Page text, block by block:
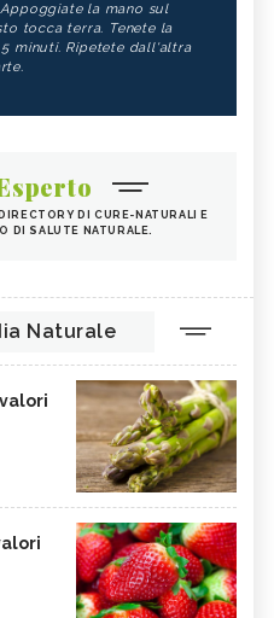
la mano sul
tocca terra. Tenete la
minuti. Ripetete dall'altra
DI CURE-NATURALI E
DI SALUTE NATURALE.
Naturale